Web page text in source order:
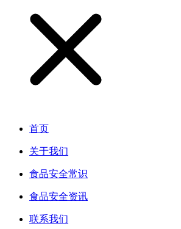
首页
关于我们
食品安全常识
食品安全资讯
联系我们